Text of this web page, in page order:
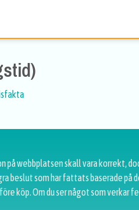
på webbplatsen skall vara korrekt,
beslut som har fattats baserade på
köp. Om du ser något som verkar